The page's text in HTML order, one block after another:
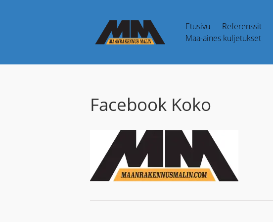
Etusivu Referenssit
Maa-aines kuljetukset
Facebook Koko